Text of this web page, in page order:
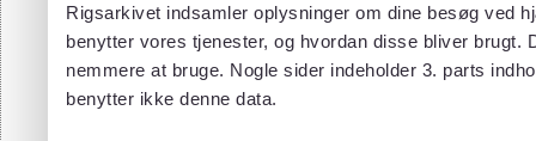
Rigsarkivet indsamler oplysninger om dine besøg ved
benytter vores tjenester, og hvordan disse bliver
nemmere at bruge. Nogle sider indeholder 3. parts
benytter ikke denne data.
87
88
89
90